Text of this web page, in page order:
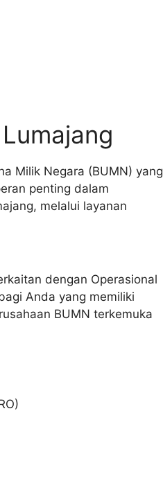
Milik Negara (BUMN) yang
penting dalam
melalui layanan
dengan Operasional
Anda yang memiliki
BUMN terkemuka